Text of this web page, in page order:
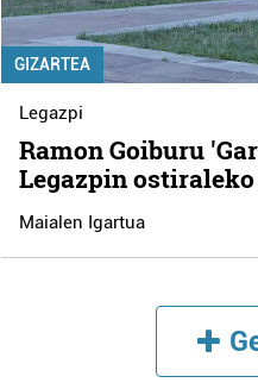
GIZARTEA
Legazpi
Ramon Goiburu
Legazpin
Maialen Igartua